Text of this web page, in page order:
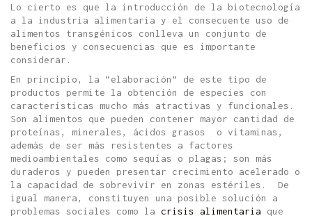
Lo cierto es que la introducción de la biotecnología
a la industria alimentaria y el consecuente uso de
alimentos transgénicos conlleva un conjunto de
beneficios y consecuencias que es importante
considerar.
En principio, la “elaboración” de este tipo de
productos permite la obtención de especies con
características mucho más atractivas y funcionales.
Son alimentos que pueden contener mayor cantidad de
proteínas, minerales, ácidos grasos
o vitaminas,
además de ser más resistentes a factores
medioambientales como sequías o plagas; son más
duraderos y pueden presentar crecimiento acelerado o
la capacidad de sobrevivir en zonas estériles.
De
igual manera, constituyen una posible solución a
problemas sociales como la crisis alimentaria que